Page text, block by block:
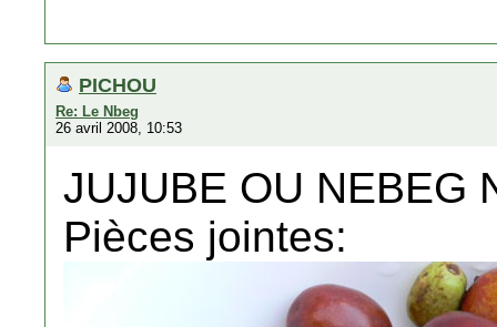
PICHOU
Re: Le Nbeg
26 avril 2008, 10:53
JUJUBE OU NEBEG
Pièces jointes: